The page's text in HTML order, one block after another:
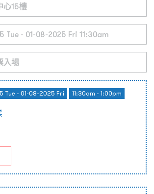
Tue - 01-08-2025 Fri 11:30am - 1:00pm